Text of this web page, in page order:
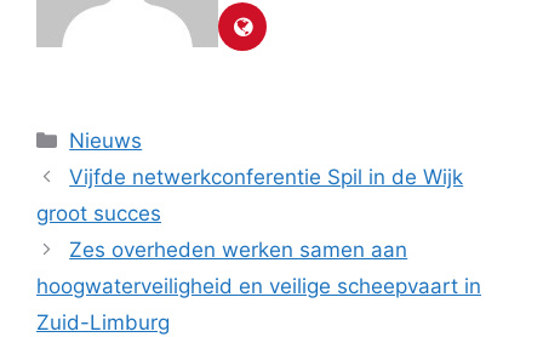
Categorieën
Nieuws
Vijfde netwerkconferentie Spil in de Wijk
groot succes
Zes overheden werken samen aan
hoogwaterveiligheid en veilige scheepvaart in
Zuid-Limburg